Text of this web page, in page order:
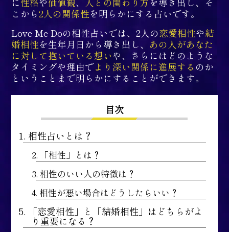
こから2人の関係性を明らかにする占いです。
Love Me Doの相性占いでは、2人の恋愛相性や結
婚相性を生年月日から導き出し、 あの人があなた
に対して抱いている想いや、さらにはどのような
タイミングや理由でより深い関係に進展する のか
ということまで明らかにすることができます。
目次
1. 相性占いとは？
2. 「相性」とは？
3. 相性のいい人の特徴は？
4. 相性が悪い場合はどうしたらいい？
5. 「恋愛相性」と「結婚相性」はどちらがよ
り重要になる？